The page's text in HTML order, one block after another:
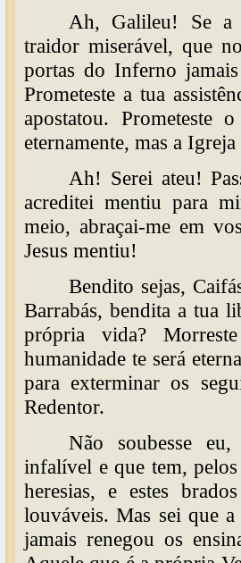
Ah, Galileu! Se a
traidor miserável, que
portas do Inferno
Prometeste a tua
apostatou. Prometeste
eternamente, mas a
Ah! Serei ateu!
acreditei mentiu para
meio, abraçai-me em
Jesus mentiu!
Bendito sejas,
Barrabás, bendita a tua
própria vida?
humanidade te será
para exterminar os
Redentor.
Não soubesse
infalível e que tem,
heresias, e estes
louváveis. Mas sei que
jamais renegou os